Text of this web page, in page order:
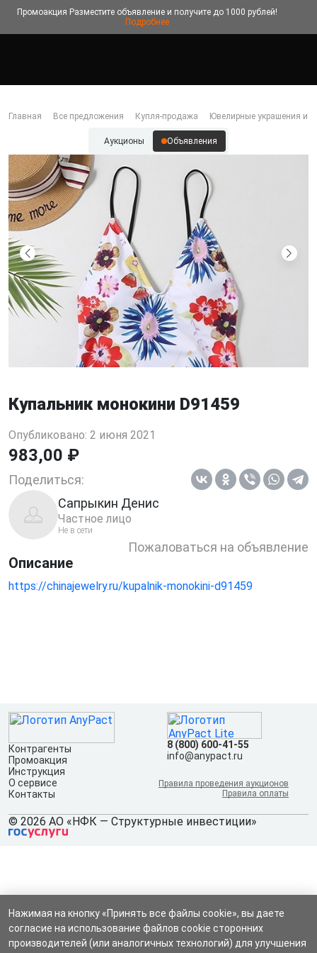
Промоакция Разместите объявление и получите до 1000 рублей!
Подробнее
Главная Все предложения Купля-продажа Ювелирные украшения и
Аукционы Объявления
Купальник монокини D91459
Опубликовано: 2 июня 2021
983,00 ₽
Поделиться:
Сапрыкин Денис
Частное лицо
Не в сети
Пожаловаться на объявление
Описание
https://chinajewelry.ru/kupalnik-monokini-d91459
Контрагенты
Промоакция
Инструкция
О сервисе
Контакты
8 (800) 600-41-55
info@anypact.ru
Правила проведения аукционов
Правила оплаты
© 2026 АО «НФК — Структурные инвестиции»
Нажимая на кнопку «Принять все файлы cookie», вы даете
согласие на использование файлов cookie сторонних
производителей (или аналогичных технологий) для улучшения